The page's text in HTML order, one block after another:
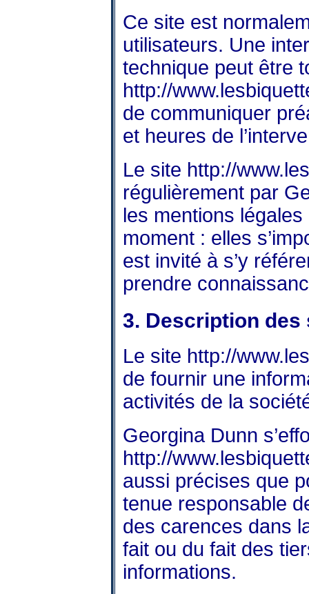
Ce site est
utilisateurs. Une
technique peut être
http://
de communiquer
et heures de
Le site http://
régulièrement par
les mentions
moment : elles
est invité à s’y
prendre
3. Description
Le site http://
de fournir une
activités de la
Georgina Dunn
http://
aussi précises que
tenue responsable
des carences dans
fait ou du fait des
informations.